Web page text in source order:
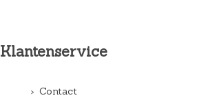
Klantenservice
Contact